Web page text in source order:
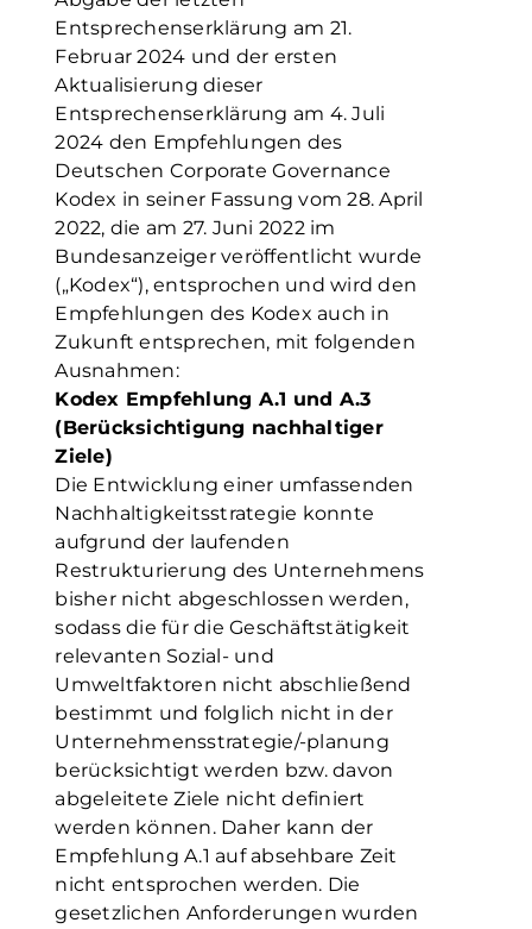
Entsprechenserklärung am 21.
Februar 2024 und der ersten
Aktualisierung dieser
Entsprechenserklärung am 4. Juli
2024 den Empfehlungen des
Deutschen Corporate Governance
Kodex in seiner Fassung vom 28. April
2022, die am 27. Juni 2022 im
Bundesanzeiger veröffentlicht wurde
(„Kodex“), entsprochen und wird den
Empfehlungen des Kodex auch in
Zukunft entsprechen, mit folgenden
Ausnahmen:
Kodex Empfehlung A.1 und A.3
(Berücksichtigung nachhaltiger
Ziele)
Die Entwicklung einer umfassenden
Nachhaltigkeitsstrategie konnte
aufgrund der laufenden
Restrukturierung des Unternehmens
bisher nicht abgeschlossen werden,
sodass die für die Geschäftstätigkeit
relevanten Sozial- und
Umweltfaktoren nicht abschließend
bestimmt und folglich nicht in der
Unternehmensstrategie/-planung
berücksichtigt werden bzw. davon
abgeleitete Ziele nicht definiert
werden können. Daher kann der
Empfehlung A.1 auf absehbare Zeit
nicht entsprochen werden. Die
gesetzlichen Anforderungen wurden